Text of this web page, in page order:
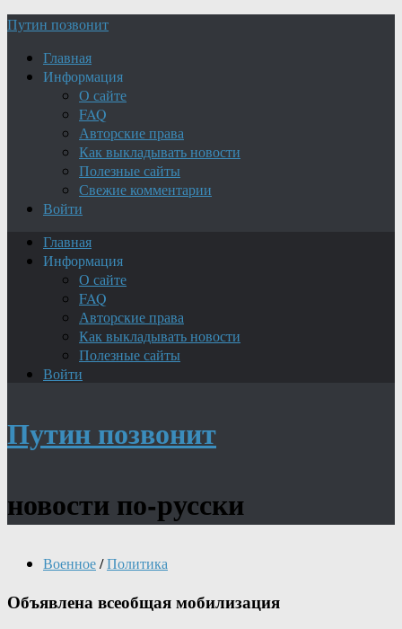
Путин позвонит
Главная
Информация
О сайте
FAQ
Авторские права
Как выкладывать новости
Полезные сайты
Свежие комментарии
Войти
Главная
Информация
О сайте
FAQ
Авторские права
Как выкладывать новости
Полезные сайты
Войти
Путин позвонит
новости по-русски
Военное/Политика
Объявлена всеобщая мобилизация